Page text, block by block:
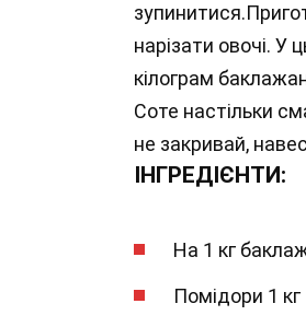
нарізати овочі. У
кілограм
Соте настільки
не закривай,
ІНГРЕДІЄНТИ:
На 1 кг
Помідори 1 кг